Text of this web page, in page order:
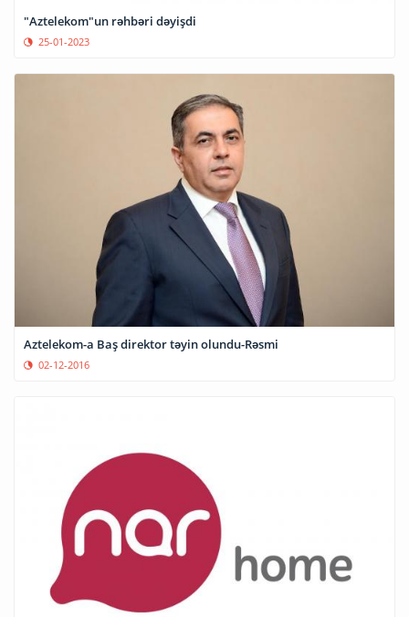
"Aztelekom"un rəhbəri dəyişdi
25-01-2023
Aztelekom-a Baş direktor təyin olundu-Rəsmi
02-12-2016